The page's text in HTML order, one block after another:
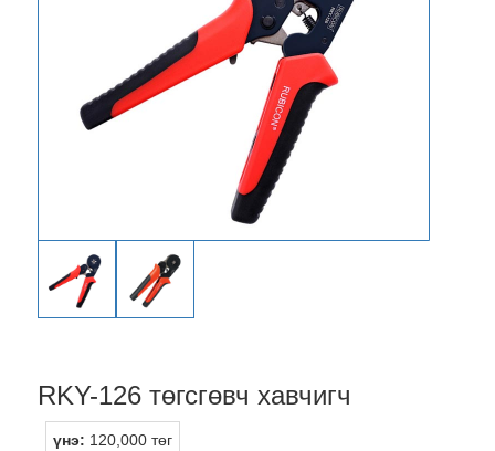
RKY-126 төгсгөвч хавчигч
үнэ: 120,000 төг